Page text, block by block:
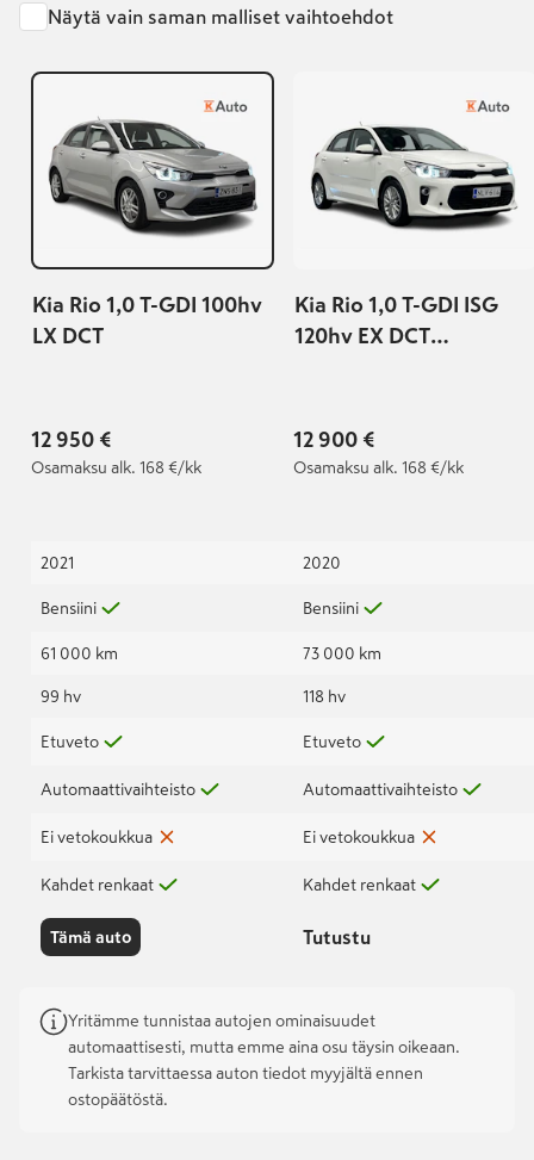
Näytä vain saman malliset vaihtoehdot
Kia Rio 1,0 T-GDI 100hv
LX DCT
12 950 €
Osamaksu alk. 168 €/kk
2021
Bensiini
61 000 km
99 hv
Etuveto
Automaattivaihteisto
Ei vetokoukkua
Kahdet renkaat
Tämä auto
Kia Rio 1,0 T-GDI ISG
120hv EX DCT
12 900 €
Osamaksu alk. 168 €/kk
2020
Bensiini
73 000 km
118 hv
Etuveto
Automaattivaihteisto
Ei vetokoukkua
Kahdet renkaat
Tutustu
Yritämme tunnistaa autojen ominaisuudet
automaattisesti, mutta emme aina osu täysin oikeaan.
Tarkista tarvittaessa auton tiedot myyjältä ennen
ostopäätöstä.